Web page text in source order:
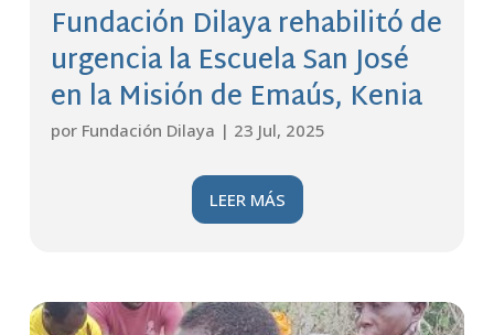
Fundación Dilaya rehabilitó de
urgencia la Escuela San José
en la Misión de Emaús, Kenia
por Fundación Dilaya | 23 Jul, 2025
LEER MÁS